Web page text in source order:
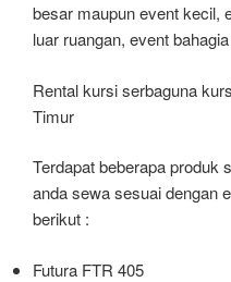
besar maupun event kecil,
luar ruangan, event
Rental kursi serbaguna
Timur
Terdapat beberapa produk
anda sewa sesuai dengan
berikut :
Futura FTR 405